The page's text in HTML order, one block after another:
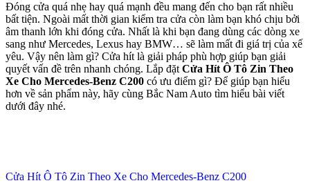
Đóng cửa quá nhẹ hay quá mạnh đều mang đến cho bạn rất nhiều
bất tiện. Ngoài mất thời gian kiểm tra cửa còn làm bạn khó chịu bởi
âm thanh lớn khi đóng cửa. Nhất là khi bạn đang dùng các dòng xe
sang như Mercedes, Lexus hay BMW… sẽ làm mất đi giá trị của xế
yêu. Vậy nên làm gì? Cửa hít là giải pháp phù hợp giúp bạn giải
quyết vấn đề trên nhanh chóng. Lắp đặt Cửa Hít Ô Tô Zin Theo
Xe Cho Mercedes-Benz C200 có ưu điểm gì? Để giúp bạn hiểu
hơn về sản phẩm này, hãy cùng Bắc Nam Auto tìm hiểu bài viết
dưới đây nhé.
Cửa Hít Ô Tô Zin Theo Xe Cho Mercedes-Benz C200